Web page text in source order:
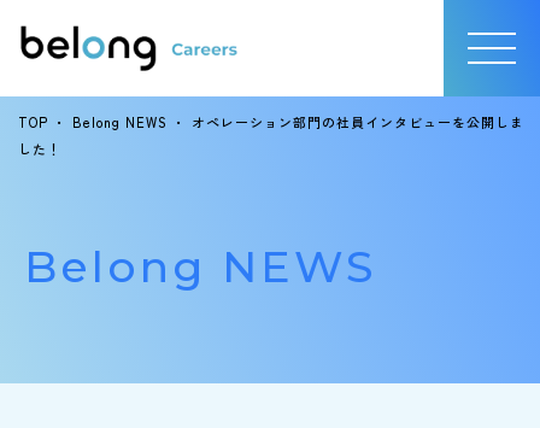
TOP ・ Belong NEWS ・ オペレーション部門の社員インタビューを公開しま
した！
Belong NEWS